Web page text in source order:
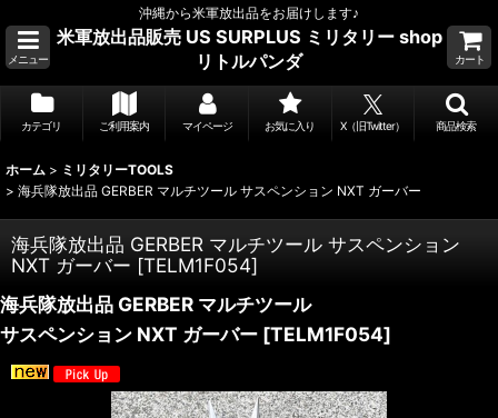
沖縄から米軍放出品をお届けします♪
メニュー
米軍放出品販売 US SURPLUS ミリタリー shop
リトルパンダ
カート
カテゴリ ご利用案内 マイページ お気に入り X（旧Twitter） 商品検索
ホーム > ミリタリーTOOLS
> 海兵隊放出品 GERBER マルチツール サスペンション NXT ガーバー
海兵隊放出品 GERBER マルチツール サスペンション
NXT ガーバー [TELM1F054]
海兵隊放出品 GERBER マルチツール
サスペンション NXT ガーバー [TELM1F054]